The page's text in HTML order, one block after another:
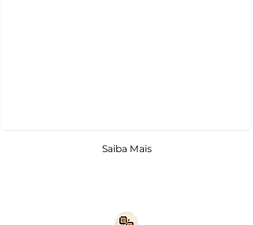
Saiba Mais